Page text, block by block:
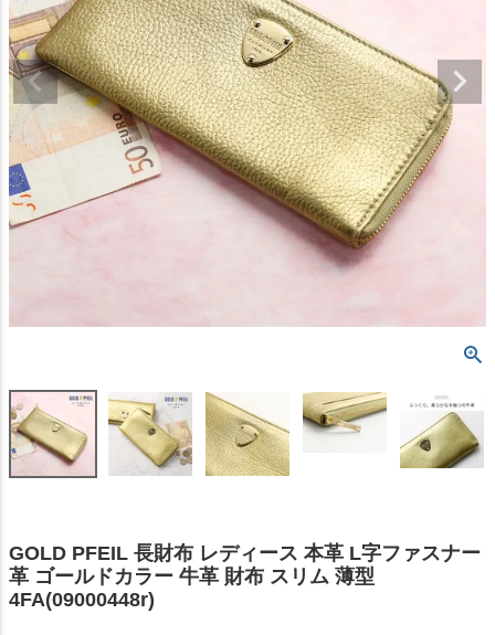
GOLD PFEIL 長財布 レディース 本革 L字ファスナー
革 ゴールドカラー 牛革 財布 スリム 薄型
4FA(09000448r)